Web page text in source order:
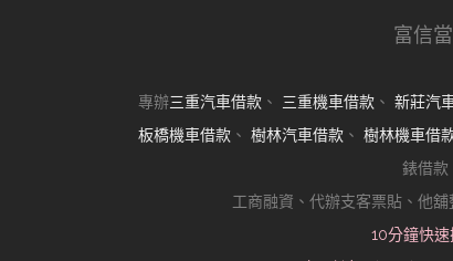
富信
專辦三重汽車借款 、 三重機車借款 、 新莊汽
板橋機車借款 、 樹林汽車借款 、 樹林機車借
錶借款
工商融資、代辦支客票貼、他
10分鐘快速